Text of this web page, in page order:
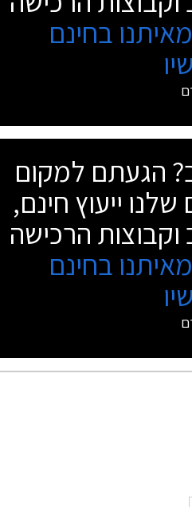
בחינם
הגעתם למקום
ייעוץ חינם,
הרכישה
בחינם